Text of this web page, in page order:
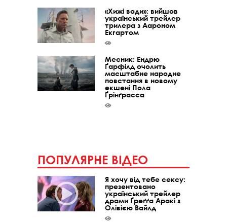
«Хижі води»: вийшов
український трейлер
трилера з Аароном
Екгартом
Месник: Ендрю
Ґарфілд очолить
масштабне народне
повстання в новому
екшені Пола
Ґрінґрасса
ПОПУЛЯРНЕ ВІДЕО
Я хочу від тебе сексу:
презентовано
український трейлер
драми Ґреґґа Аракі з
Олівією Вайлд